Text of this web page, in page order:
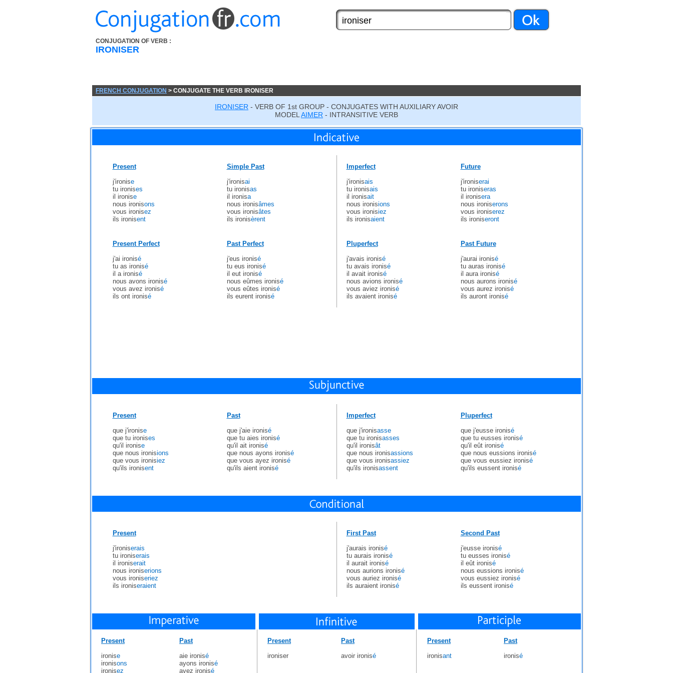
CONJUGATION OF VERB :
IRONISER
FRENCH CONJUGATION > CONJUGATE THE VERB IRONISER
IRONISER - VERB OF 1st GROUP - CONJUGATES WITH AUXILIARY AVOIR
MODEL AIMER - INTRANSITIVE VERB
Present
j'ironise
tu ironises
il ironise
nous ironisons
vous ironisez
ils ironisent
Simple Past
j'ironisai
tu ironisas
il ironisa
nous ironisâmes
vous ironisâtes
ils ironisèrent
Present Perfect
j'ai ironisé
tu as ironisé
il a ironisé
nous avons ironisé
vous avez ironisé
ils ont ironisé
Past Perfect
j'eus ironisé
tu eus ironisé
il eut ironisé
nous eûmes ironisé
vous eûtes ironisé
ils eurent ironisé
Imperfect
j'ironisais
tu ironisais
il ironisait
nous ironisions
vous ironisiez
ils ironisaient
Future
j'ironiserai
tu ironiseras
il ironisera
nous ironiserons
vous ironiserez
ils ironiseront
Pluperfect
j'avais ironisé
tu avais ironisé
il avait ironisé
nous avions ironisé
vous aviez ironisé
ils avaient ironisé
Past Future
j'aurai ironisé
tu auras ironisé
il aura ironisé
nous aurons ironisé
vous aurez ironisé
ils auront ironisé
Present
que j'ironise
que tu ironises
qu'il ironise
que nous ironisions
que vous ironisiez
qu'ils ironisent
Past
que j'aie ironisé
que tu aies ironisé
qu'il ait ironisé
que nous ayons ironisé
que vous ayez ironisé
qu'ils aient ironisé
Imperfect
que j'ironisasse
que tu ironisasses
qu'il ironisât
que nous ironisassions
que vous ironisassiez
qu'ils ironisassent
Pluperfect
que j'eusse ironisé
que tu eusses ironisé
qu'il eût ironisé
que nous eussions ironisé
que vous eussiez ironisé
qu'ils eussent ironisé
Present
j'ironiserais
tu ironiserais
il ironiserait
nous ironiserions
vous ironiseriez
ils ironiseraient
First Past
j'aurais ironisé
tu aurais ironisé
il aurait ironisé
nous aurions ironisé
vous auriez ironisé
ils auraient ironisé
Second Past
j'eusse ironisé
tu eusses ironisé
il eût ironisé
nous eussions ironisé
vous eussiez ironisé
ils eussent ironisé
Present
ironise
ironisons
ironisez
Past
aie ironisé
ayons ironisé
ayez ironisé
Present
ironiser
Past
avoir ironisé
Present
ironisant
Past
ironisé